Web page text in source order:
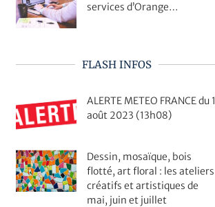
services d’Orange…
FLASH INFOS
ALERTE METEO FRANCE du 1
août 2023 (13h08)
Dessin, mosaïque, bois
flotté, art floral : les ateliers
créatifs et artistiques de
mai, juin et juillet